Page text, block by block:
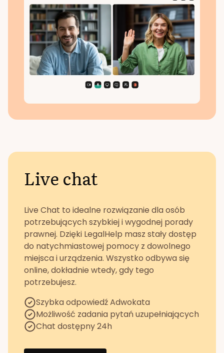
Live chat
Live Chat to idealne rozwiązanie dla osób
potrzebujących szybkiej i wygodnej porady
prawnej. Dzięki LegalHelp masz stały dostęp
do natychmiastowej pomocy z dowolnego
miejsca i urządzenia. Wszystko odbywa się
online, dokładnie wtedy, gdy tego
potrzebujesz.
Szybka odpowiedź Adwokata
Możliwość zadania pytań uzupełniających
Chat dostępny 24h